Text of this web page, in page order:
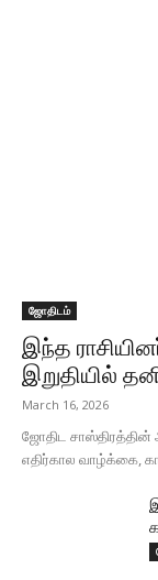
ஜோதிடம்
இந்த
இறுதியில்
March 16, 2026
ஜோதிட சாஸ்திரத்தின்
எதிர்கால வாழ்க்கை,